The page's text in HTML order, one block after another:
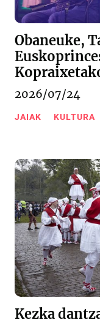
Obaneuke,
2026/07/24
JAIAK KULTURA
Kezka